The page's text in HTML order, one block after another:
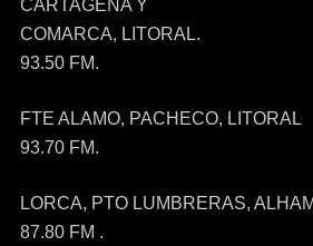
CARTAGENA Y
COMARCA, LITORAL.
93.50 FM.
FTE ALAMO, PACHECO, LITORAL
93.70 FM.
LORCA, PTO LUMBRERAS,
87.80 FM .